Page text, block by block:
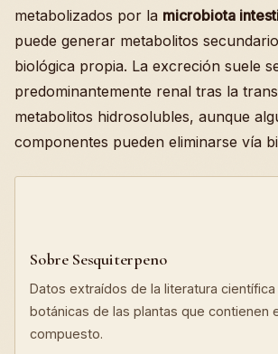
metabolizados por la microbiota
puede generar metabolitos
biológica propia. La excreción suele
predominantemente renal tras la
metabolitos hidrosolubles, aunque
componentes pueden eliminarse vía
Sobre Sesquiterpeno
Datos extraídos de la literatura científica
botánicas de las plantas que contienen
compuesto.